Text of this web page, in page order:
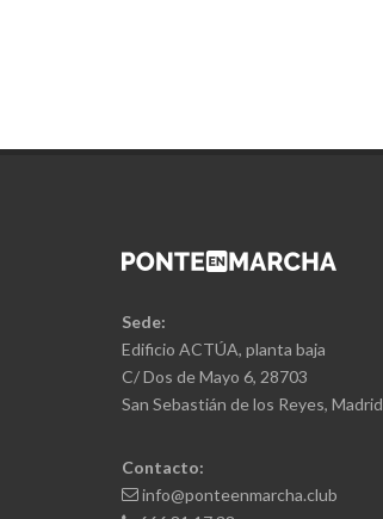
Sede:
Edificio ACTÚA, planta baja
C/ Dos de Mayo 6, 28703
San Sebastián de los Reyes, Madrid
Contacto:
info@ponteenmarcha.club